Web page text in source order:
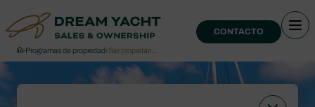
CONTACTO
›Programas de propiedad›Ser propietari…